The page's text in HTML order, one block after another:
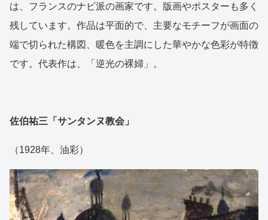
は、フランスのナビ派の画家です。版画やポスターも多く
残しています。作品は平面的で、主要なモチーフが画面の
端で切られた構図、暖色を主調にした華やかな色彩が特徴
です。代表作は、「逆光の裸婦」。
佐伯祐三「サンタンヌ教会」
（1928年、油彩）